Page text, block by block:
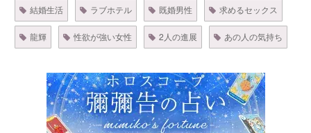
結婚生活 ラブホテル 既婚男性 求めるセックス
龍輝 性欲が強い女性 2人の進展 あの人の気持ち